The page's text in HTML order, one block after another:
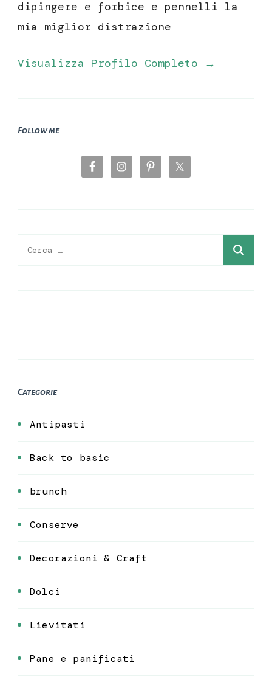
dipingere e forbice e pennelli la
mia miglior distrazione
Visualizza Profilo Completo →
Follow me
Ricerca
Categorie
Antipasti
Back to basic
brunch
Conserve
Decorazioni & Craft
Dolci
Lievitati
Pane e panificati